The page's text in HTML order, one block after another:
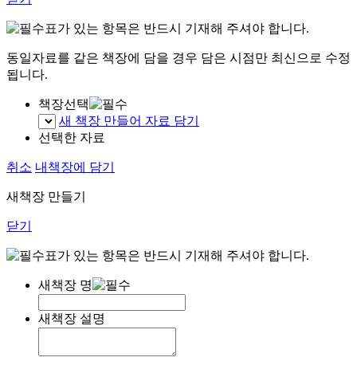
표가 있는 항목은 반드시 기재해 주셔야 합니다.
동일자료를 같은 책장에 담을 경우 담은 시점만 최신으로 수정
됩니다.
책장선택
새 책장 만들어 자료 담기
선택한 자료
취소 내책장에 담기
새책장 만들기
닫기
표가 있는 항목은 반드시 기재해 주셔야 합니다.
새책장 명
새책장 설명